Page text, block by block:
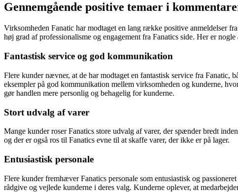
Gennemgående positive temaer i
Virksomheden Fanatic har modtaget en lang række positive anmeldelser
høj grad af professionalisme og engagement fra Fanatics side. Her er
Fantastisk service og god kommunikation
Flere kunder nævner, at de har modtaget en fantastisk service fra
eksempler på god kommunikation mellem virksomheden og kunderne,
gør handlen mere personlig og behagelig for kunderne.
Stort udvalg af varer
Mange kunder roser Fanatics store udvalg af varer, der spænder bredt
og der er også ros til Fanatics evne til at skaffe varer, der ikke er på lager.
Entusiastisk personale
Flere kunder fremhæver Fanatics personale som entusiastisk og
rådgive og vejlede kunderne i deres valg. Kunderne oplever, at